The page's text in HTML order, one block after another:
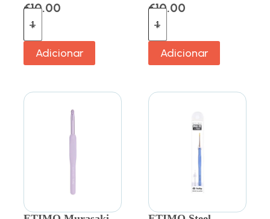
€10.00
Adicionar
€10.00
Adicionar